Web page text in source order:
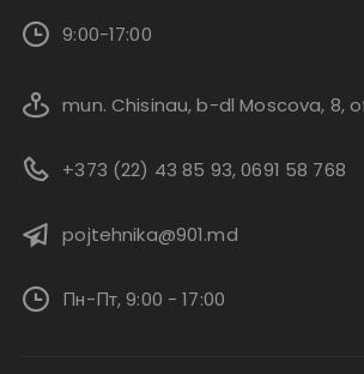
9:00-17:00
mun. Chisinau, b-dl Moscova, 8,
+373 (22) 43 85 93, 0691 58 768
pojtehnika@901.md
Пн-Пт, 9:00 - 17:00